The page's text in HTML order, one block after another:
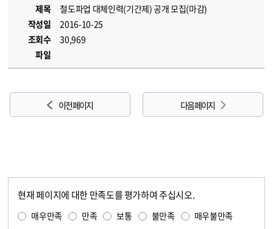
제목
철도파업 대체인력(기간제) 공개 모집(마감)
작성일
2016-10-25
조회수
30,969
파일
이전 페이지 다음 페이지
현재 페이지에 대한 만족도를 평가하여 주십시오.
매우만족 만족 보통 불만족 매우불만족